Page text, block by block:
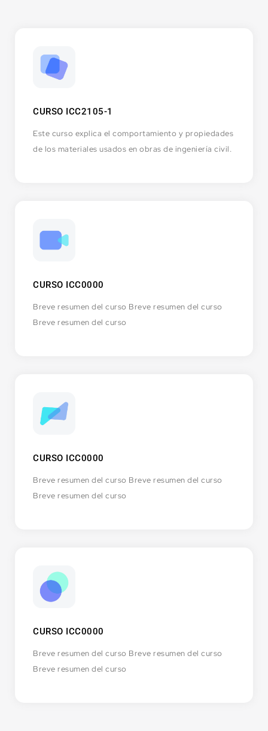
CURSO ICC2105-1
Este curso explica el comportamiento y propiedades
de los materiales usados en obras de ingeniería civil.
CURSO ICC0000
Breve resumen del curso Breve resumen del curso
Breve resumen del curso
CURSO ICC0000
Breve resumen del curso Breve resumen del curso
Breve resumen del curso
CURSO ICC0000
Breve resumen del curso Breve resumen del curso
Breve resumen del curso